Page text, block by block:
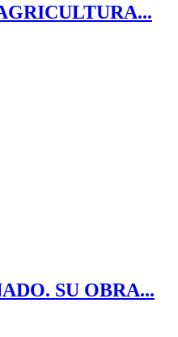
SU OBRA...